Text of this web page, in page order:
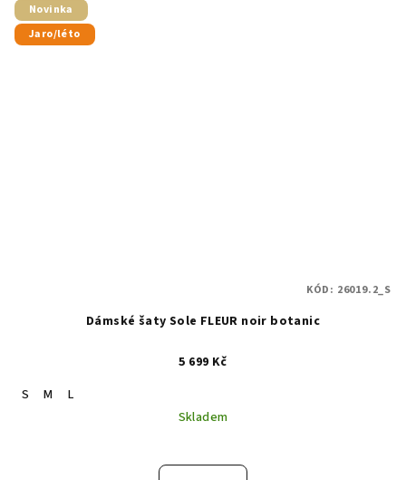
Novinka
Jaro/léto
Dámské šaty Sole FLEUR noir botanic
5 699 Kč
S
M
L
Skladem
KÓD: 26019.2_S